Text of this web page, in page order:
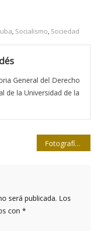
, Socialismo, Sociedad
General del Derecho
de la Universidad de la
Fotografía de prensa, instantes decisivos de una época
será publicada. Los
con *